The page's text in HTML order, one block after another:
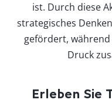
ist. Durch diese
strategisches
gefördert,
Druck
Erleben Sie